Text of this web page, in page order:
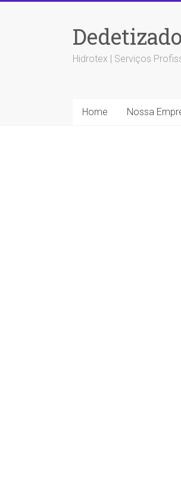
Hidrotex | Serviços
Home Nossa